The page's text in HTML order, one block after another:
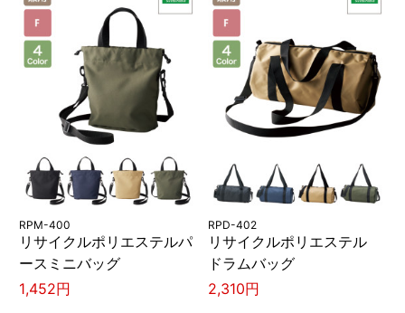
RPM-400
リサイクルポリエステルパ
ースミニバッグ
1,452円
RPD-402
リサイクルポリエステル
ドラムバッグ
2,310円